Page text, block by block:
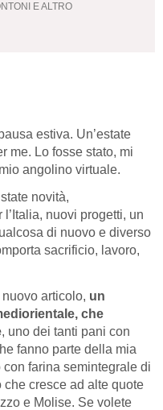
E ALTRO
estiva. Un’estate
me. Lo fosse stato, mi
angolino virtuale.
novità,
nuovi progetti, un
di nuovo e diverso
sacrificio, lavoro,
articolo, un
che
, uno dei tanti pani con
fanno parte della mia
farina semintegrale di
cresce ad alte quote
e Molise. Se volete